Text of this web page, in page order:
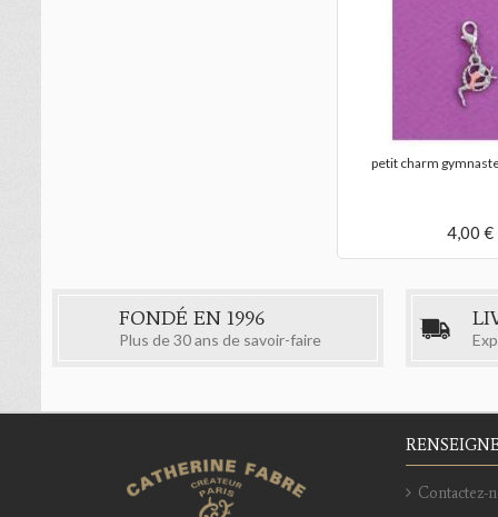
petit charm
4,00 €
FONDÉ EN 1996
Plus de 30 ans de savoir-faire
Contactez-